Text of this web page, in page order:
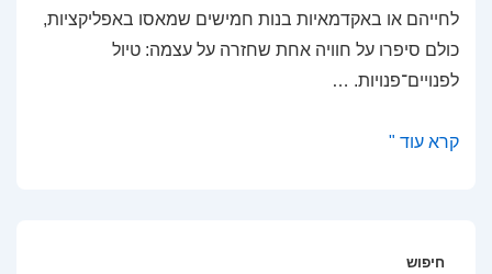
לחייהם או באקדמאיות בנות חמישים שמאסו באפליקציות,
כולם סיפרו על חוויה אחת שחזרה על עצמה: טיול
לפנויים־פנויות. …
אהבה
פנויים־פנויות
קרא עוד "
חיפוש